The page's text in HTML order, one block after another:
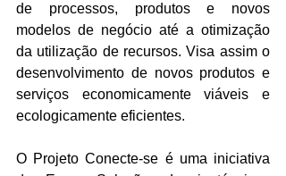
de processos, produtos e novos
modelos de negócio até a otimização
da utilização de recursos. Visa assim o
desenvolvimento de novos produtos e
serviços economicamente viáveis e
ecologicamente eficientes.
O Projeto Conecte-se é uma iniciativa